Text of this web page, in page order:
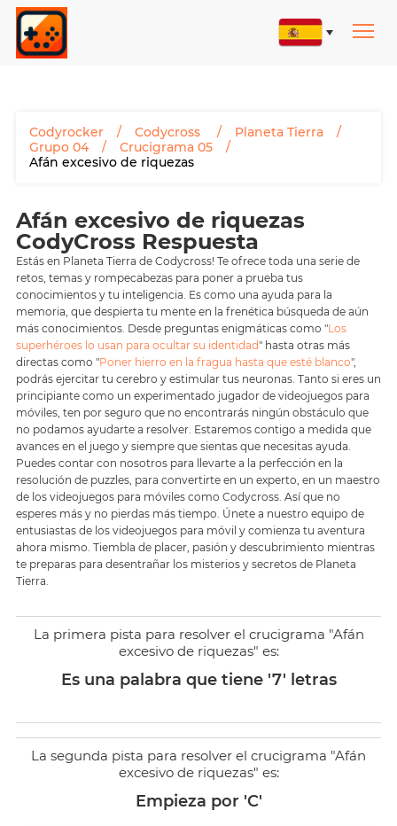
Codyrocker Codycross
Planeta Tierra
Grupo 04
Crucigrama 05
Afán excesivo de riquezas
Afán excesivo de riquezas
CodyCross Respuesta
Estás en Planeta Tierra de Codycross! Te ofrece toda una serie de
retos, temas y rompecabezas para poner a prueba tus
conocimientos y tu inteligencia. Es como una ayuda para la
memoria, que despierta tu mente en la frenética búsqueda de aún
más conocimientos. Desde preguntas enigmáticas como "Los
superhéroes lo usan para ocultar su identidad" hasta otras más
directas como "Poner hierro en la fragua hasta que esté blanco",
podrás ejercitar tu cerebro y estimular tus neuronas. Tanto si eres un
principiante como un experimentado jugador de videojuegos para
móviles, ten por seguro que no encontrarás ningún obstáculo que
no podamos ayudarte a resolver. Estaremos contigo a medida que
avances en el juego y siempre que sientas que necesitas ayuda.
Puedes contar con nosotros para llevarte a la perfección en la
resolución de puzzles, para convertirte en un experto, en un maestro
de los videojuegos para móviles como Codycross. Así que no
esperes más y no pierdas más tiempo. Únete a nuestro equipo de
entusiastas de los videojuegos para móvil y comienza tu aventura
ahora mismo. Tiembla de placer, pasión y descubrimiento mientras
te preparas para desentrañar los misterios y secretos de Planeta
Tierra.
La primera pista para resolver el crucigrama "Afán
excesivo de riquezas" es:
Es una palabra que tiene '7' letras
La segunda pista para resolver el crucigrama "Afán
excesivo de riquezas" es:
Empieza por 'C'